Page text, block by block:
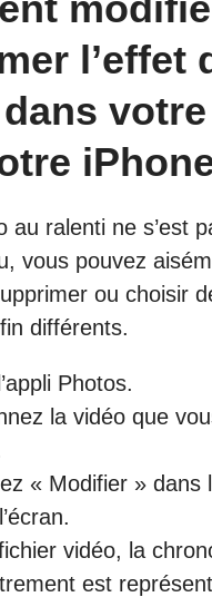
l’effet
au ralenti ne s’est
vous pouvez
ou choisir
différents.
Photos.
la vidéo que
« Modifier » dans
vidéo, la
est